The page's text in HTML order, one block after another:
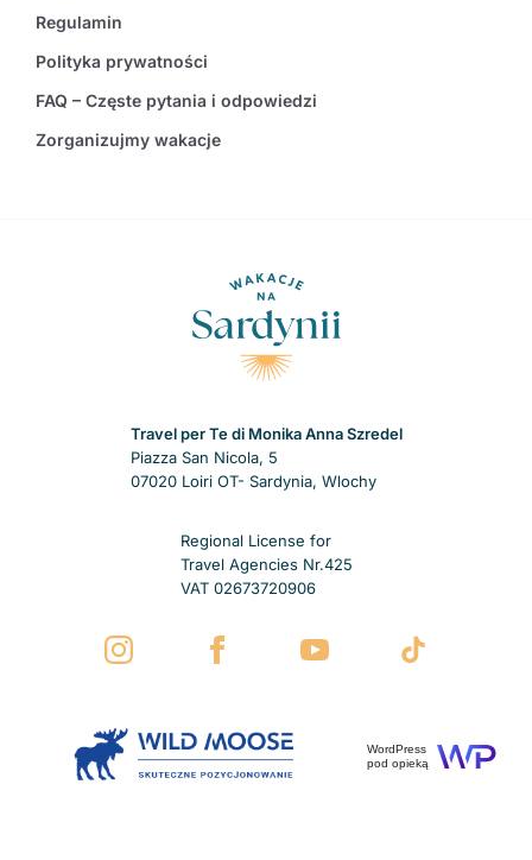
Regulamin
Polityka prywatności
FAQ – Częste pytania i odpowiedzi
Zorganizujmy wakacje
Travel per Te di Monika Anna Szredel
Piazza San Nicola, 5
07020 Loiri OT- Sardynia, Wlochy
Regional License for
Travel Agencies Nr.425
VAT 02673720906
WordPress
pod opieką